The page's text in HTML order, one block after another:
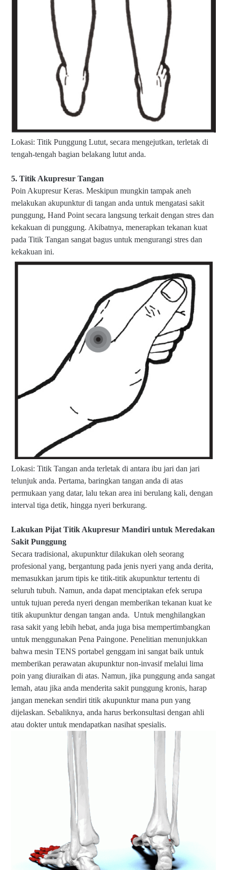
Lokasi: Titik Punggung Lutut, secara mengejutkan, terletak di
tengah-tengah bagian belakang lutut anda.
5. Titik Akupresur Tangan
Poin Akupresur Keras. Meskipun mungkin tampak aneh
melakukan akupunktur di tangan anda untuk mengatasi sakit
punggung, Hand Point secara langsung terkait dengan stres dan
kekakuan di punggung. Akibatnya, menerapkan tekanan kuat
pada Titik Tangan sangat bagus untuk mengurangi stres dan
kekakuan ini.
Lokasi: Titik Tangan anda terletak di antara ibu jari dan jari
telunjuk anda. Pertama, baringkan tangan anda di atas
permukaan yang datar, lalu tekan area ini berulang kali, dengan
interval tiga detik, hingga nyeri berkurang.
Lakukan Pijat Titik Akupresur Mandiri untuk Meredakan
Sakit Punggung
Secara tradisional, akupunktur dilakukan oleh seorang
profesional yang, bergantung pada jenis nyeri yang anda derita,
memasukkan jarum tipis ke titik-titik akupunktur tertentu di
seluruh tubuh. Namun, anda dapat menciptakan efek serupa
untuk tujuan pereda nyeri dengan memberikan tekanan kuat ke
titik akupunktur dengan tangan anda. Untuk menghilangkan
rasa sakit yang lebih hebat, anda juga bisa mempertimbangkan
untuk menggunakan Pena Paingone. Penelitian menunjukkan
bahwa mesin TENS portabel genggam ini sangat baik untuk
memberikan perawatan akupunktur non-invasif melalui lima
poin yang diuraikan di atas. Namun, jika punggung anda sangat
lemah, atau jika anda menderita sakit punggung kronis, harap
jangan menekan sendiri titik akupunktur mana pun yang
dijelaskan. Sebaliknya, anda harus berkonsultasi dengan ahli
atau dokter untuk mendapatkan nasihat spesialis.